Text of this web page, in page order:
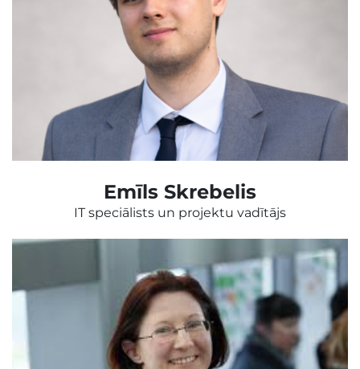
Emīls Skrebelis
IT speciālists un projektu vadītājs